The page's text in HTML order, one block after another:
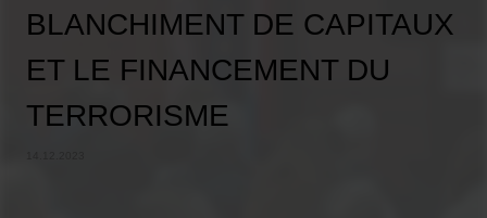
BLANCHIMENT DE CAPITAUX
ET LE FINANCEMENT DU
TERRORISME